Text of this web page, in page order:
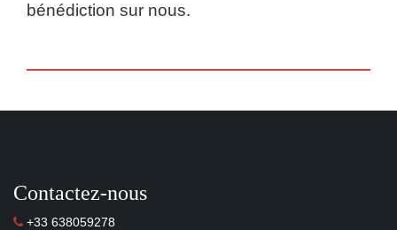
bénédiction sur nous.
Contactez-nous
+33 638059278